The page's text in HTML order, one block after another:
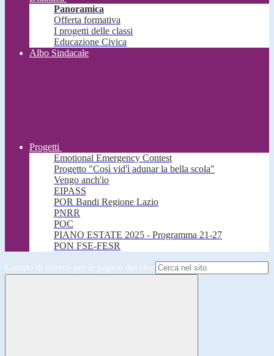
Panoramica
Offerta formativa
I progetti delle classi
Educazione Civica
Albo Sindacale
Progetti
Emotional Emergency Contest
Progetto "Così vid'ì adunar la bella scola"
Vengo anch'io
EIPASS
POR Bandi Regione Lazio
PNRR
POC
PIANO ESTATE 2025 - Programma 21-27
PON FSE-FESR
Campo di ricerca per le pagine del sito